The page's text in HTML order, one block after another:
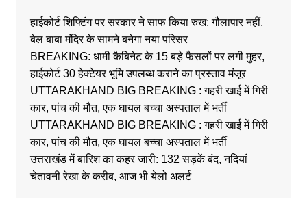
हाईकोर्ट शिफ्टिंग पर सरकार ने साफ किया रुख: गौलापार नहीं,
बेल बाबा मंदिर के सामने बनेगा नया परिसर
BREAKING: धामी कैबिनेट के 15 बड़े फैसलों पर लगी मुहर,
हाईकोर्ट 30 हेक्टेयर भूमि उपलब्ध कराने का प्रस्ताव मंजूर
UTTARAKHAND BIG BREAKING : गहरी खाई में गिरी
कार, पांच की मौत, एक घायल बच्चा अस्पताल में भर्ती
UTTARAKHAND BIG BREAKING : गहरी खाई में गिरी
कार, पांच की मौत, एक घायल बच्चा अस्पताल में भर्ती
उत्तराखंड में बारिश का कहर जारी: 132 सड़कें बंद, नदियां
चेतावनी रेखा के करीब, आज भी येलो अलर्ट